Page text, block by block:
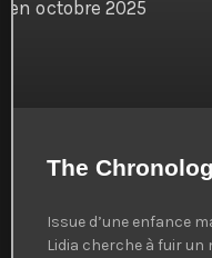
The
Issue d’une enfance
Lidia cherche à fuir un